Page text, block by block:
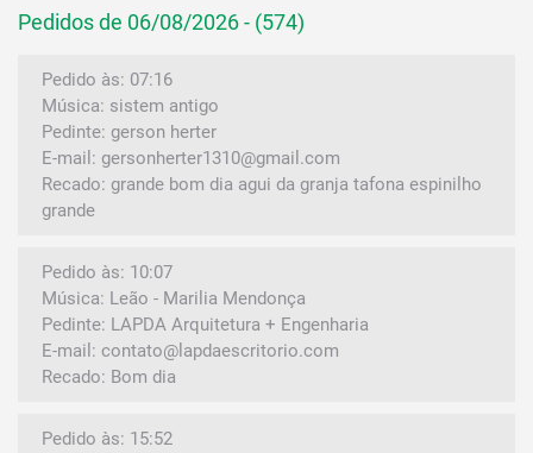
Pedidos de 06/08/2026 - (574)
Pedido às: 07:16
Música: sistem antigo
Pedinte: gerson herter
E-mail: gersonherter1310@gmail.com
Recado: grande bom dia agui da granja tafona espinilho
grande
Pedido às: 10:07
Música: Leão - Marilia Mendonça
Pedinte: LAPDA Arquitetura + Engenharia
E-mail: contato@lapdaescritorio.com
Recado: Bom dia
Pedido às: 15:52